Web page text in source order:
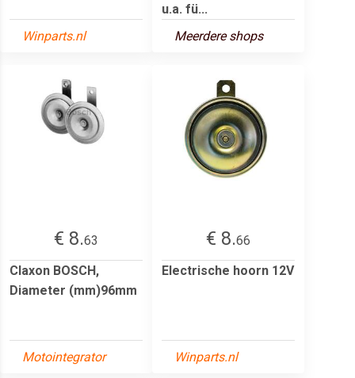
Winparts.nl
u.a. fü...
Meerdere shops
€ 8.63
Claxon BOSCH,
Diameter (mm)96mm
Motointegrator
€ 8.66
Electrische hoorn 12V
Winparts.nl